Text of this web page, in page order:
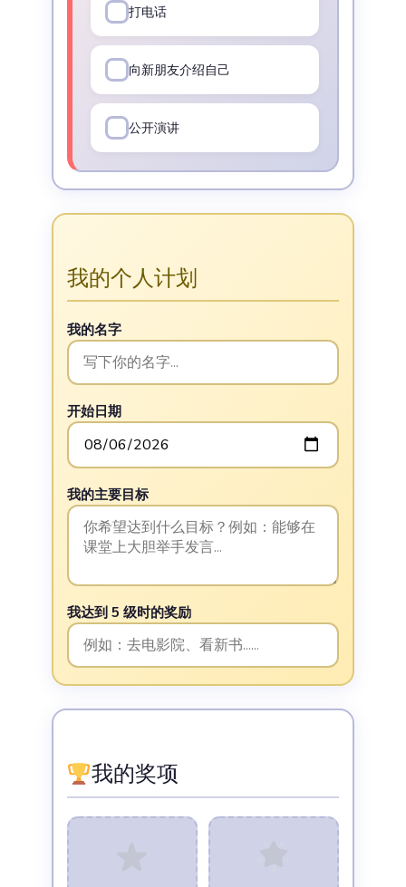
打电话
向新朋友介绍自己
公开演讲
我的个人计划
我的名字
开始日期
我的主要目标
我达到 5 级时的奖励
我的奖项